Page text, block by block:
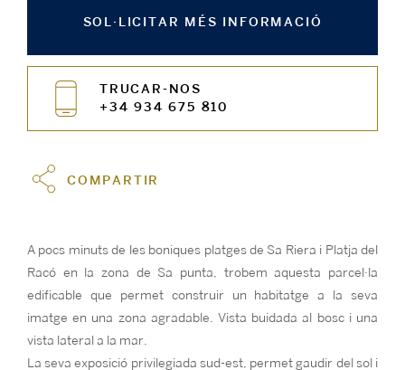
SOL·LICITAR MÉS INFORMACIÓ
TRUCAR-NOS
+34 934 675 810
COMPARTIR
A pocs minuts de les boniques platges de Sa Riera i Platja del
Racó en la zona de Sa punta, trobem aquesta parcel·la
edificable que permet construir un habitatge a la seva
imatge en una zona agradable. Vista buidada al bosc i una
vista lateral a la mar.
La seva exposició privilegiada sud-est, permet gaudir del sol i